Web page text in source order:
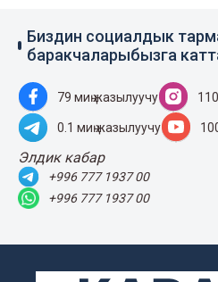
Биздин социалдык
баракчаларыбызга
79 миң жазылуучу
0.1 миң жазылуучу
Элдик кабар
+996 777 1937 00
+996 777 1937 00